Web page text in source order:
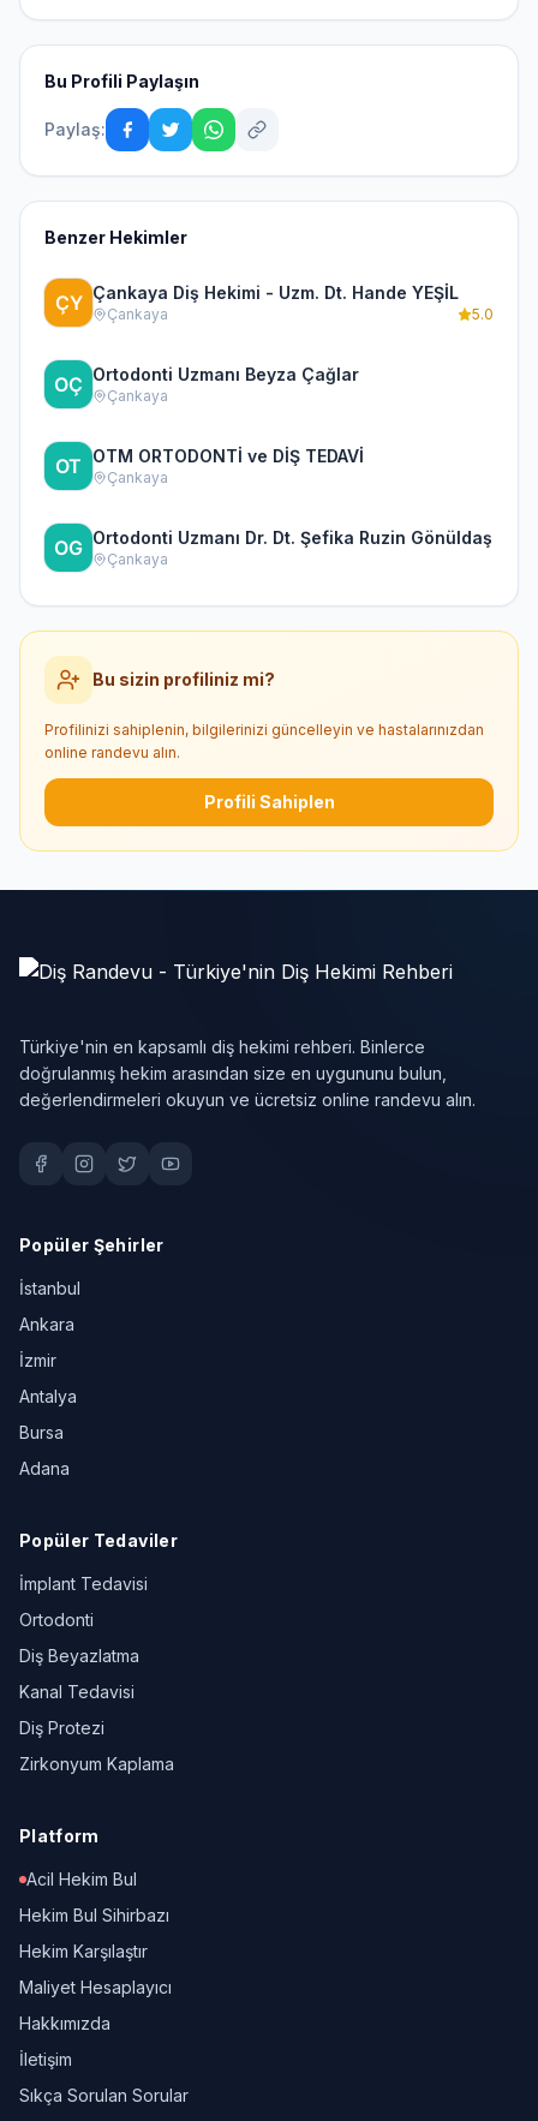
Bu Profili Paylaşın
Paylaş:
Benzer Hekimler
Çankaya Diş Hekimi - Uzm. Dt. Hande YEŞİL
Çankaya 5.0
Ortodonti Uzmanı Beyza Çağlar
Çankaya
OTM ORTODONTİ ve DİŞ TEDAVİ
Çankaya
Ortodonti Uzmanı Dr. Dt. Şefika Ruzin Gönüldaş
Çankaya
Bu sizin profiliniz mi?
Profilinizi sahiplenin, bilgilerinizi güncelleyin ve hastalarınızdan
online randevu alın.
Profili Sahiplen
Türkiye'nin en kapsamlı diş hekimi rehberi. Binlerce
doğrulanmış hekim arasından size en uygununu bulun,
değerlendirmeleri okuyun ve ücretsiz online randevu alın.
Popüler Şehirler
İstanbul
Ankara
İzmir
Antalya
Bursa
Adana
Popüler Tedaviler
İmplant Tedavisi
Ortodonti
Diş Beyazlatma
Kanal Tedavisi
Diş Protezi
Zirkonyum Kaplama
Platform
Acil Hekim Bul
Hekim Bul Sihirbazı
Hekim Karşılaştır
Maliyet Hesaplayıcı
Hakkımızda
İletişim
Sıkça Sorulan Sorular